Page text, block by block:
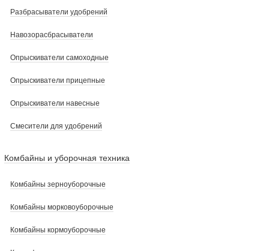
Разбрасыватели удобрений
Навозорасбрасыватели
Опрыскиватели самоходные
Опрыскиватели прицепные
Опрыскиватели навесные
Смесители для удобрений
Комбайны и уборочная техника
Комбайны зерноуборочные
Комбайны морковоуборочные
Комбайны кормоуборочные